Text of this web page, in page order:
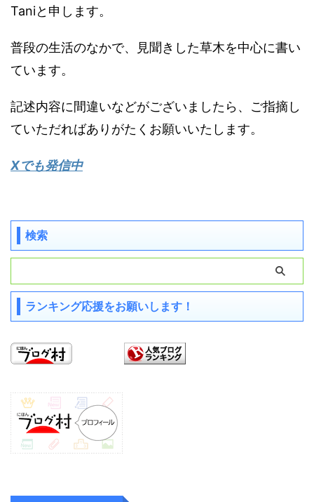
Taniと申します。
普段の生活のなかで、見聞きした草木を中心に書い
ています。
記述内容に間違いなどがございましたら、ご指摘し
ていただればありがたくお願いいたします。
Xでも発信中
検索
ランキング応援をお願いします！